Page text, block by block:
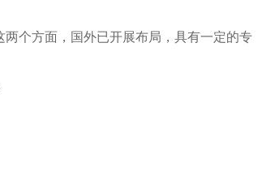
个方面，国外已开展布局，具有一定的专